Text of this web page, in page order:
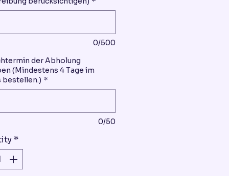
0/500
der Abholung
(Mindestens 4 Tage im
bestellen.) *
0/50
*